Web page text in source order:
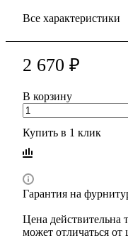
Все характеристики
2 670 ₽
В корзину
Купить в 1 клик
Гарантия на
Цена действительна
может отличаться